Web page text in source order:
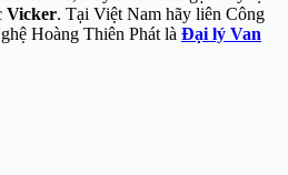
Vicker. Tại Việt Nam hãy liên Công
Hoàng Thiên Phát là Đại lý Van